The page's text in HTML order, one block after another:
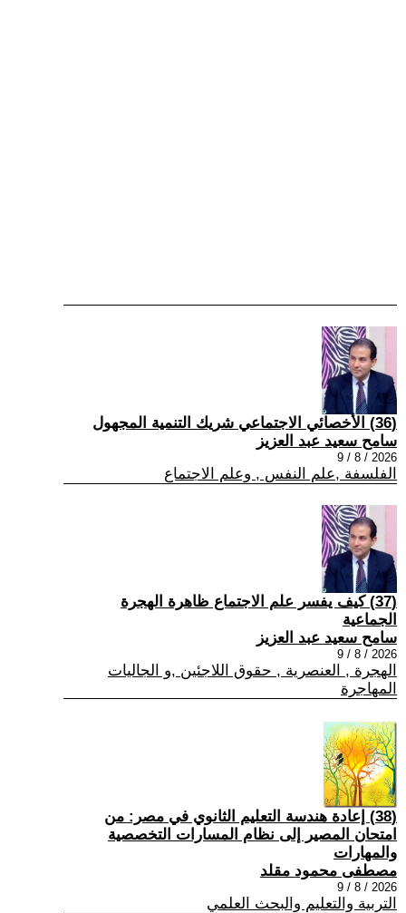
(36) الأخصائي الاجتماعي شريك التنمية المجهول
سامح سعيد عبد العزيز
2026 / 8 / 9
الفلسفة ,علم النفس , وعلم الاجتماع
(37) كيف يفسر علم الاجتماع ظاهرة الهجرة
الجماعية
سامح سعيد عبد العزيز
2026 / 8 / 9
الهجرة , العنصرية , حقوق اللاجئين ,و الجاليات
المهاجرة
(38) إعادة هندسة التعليم الثانوي في مصر: من
امتحان المصير إلى نظام المسارات التخصصية
والمهارات
مصطفى محمود مقلد
2026 / 8 / 9
التربية والتعليم والبحث العلمي